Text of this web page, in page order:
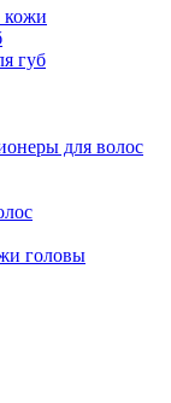
кожи
губ
для волос
головы